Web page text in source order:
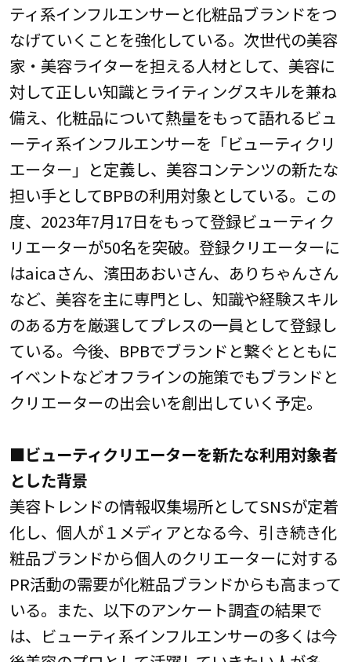
ティ系インフルエンサーと化粧品ブランドをつ
なげていくことを強化している。次世代の美容
家・美容ライターを担える人材として、美容に
対して正しい知識とライティングスキルを兼ね
備え、化粧品について熱量をもって語れるビュ
ーティ系インフルエンサーを「ビューティクリ
エーター」と定義し、美容コンテンツの新たな
担い手としてBPBの利用対象としている。この
度、2023年7月17日をもって登録ビューティク
リエーターが50名を突破。登録クリエーターに
はaicaさん、濱田あおいさん、ありちゃんさん
など、美容を主に専門とし、知識や経験スキル
のある方を厳選してプレスの一員として登録し
ている。今後、BPBでブランドと繋ぐとともに
イベントなどオフラインの施策でもブランドと
クリエーターの出会いを創出していく予定。
■ビューティクリエーターを新たな利用対象者
とした背景
美容トレンドの情報収集場所としてSNSが定着
化し、個人が１メディアとなる今、引き続き化
粧品ブランドから個人のクリエーターに対する
PR活動の需要が化粧品ブランドからも高まって
いる。また、以下のアンケート調査の結果で
は、ビューティ系インフルエンサーの多くは今